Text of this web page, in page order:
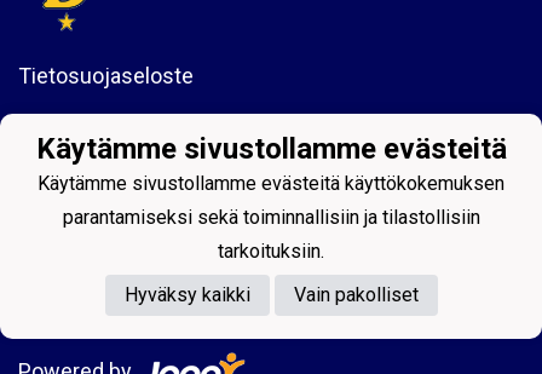
Tietosuojaseloste
Sykeraitti 7
40630 Jyväskylä
y-tunnus:1061742-6
Käytämme sivustollamme evästeitä
Käytämme sivustollamme evästeitä käyttökokemuksen
parantamiseksi sekä toiminnallisiin ja tilastollisiin
tarkoituksiin.
Hyväksy kaikki
Vain pakolliset